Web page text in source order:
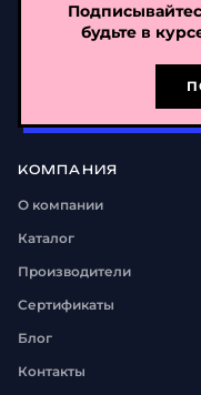
будьте в
КОМПАНИЯ
О компании
Каталог
Производители
Сертификаты
Блог
Контакты